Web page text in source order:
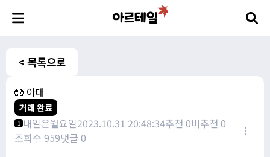
< 목록으로
🧤 아대
거래 완료
1 내일은월요일2023.10.31 20:48:34추천 0비추천 0
조회수 959댓글 0